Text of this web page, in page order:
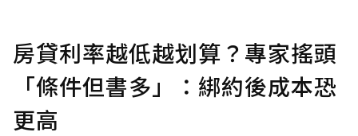
房貸利率越低越划算？專家搖頭
「條件但書多」：綁約後成本恐
更高